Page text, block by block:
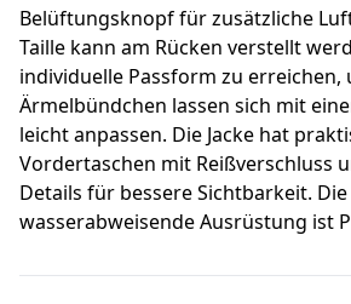
Belüftungsknopf für zusätzliche
Taille kann am Rücken verstellt
individuelle Passform zu erreichen,
Ärmelbündchen lassen sich mit
leicht anpassen. Die Jacke hat
Vordertaschen mit Reißverschluss
Details für bessere Sichtbarkeit. Die
wasserabweisende Ausrüstung ist